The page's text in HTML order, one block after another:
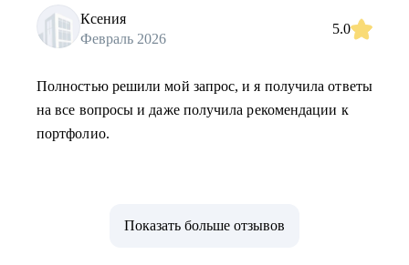
Ксения
Февраль 2026
5.0
Полностью решили мой запрос, и я получила ответы
на все вопросы и даже получила рекомендации к
портфолио.
Показать больше отзывов